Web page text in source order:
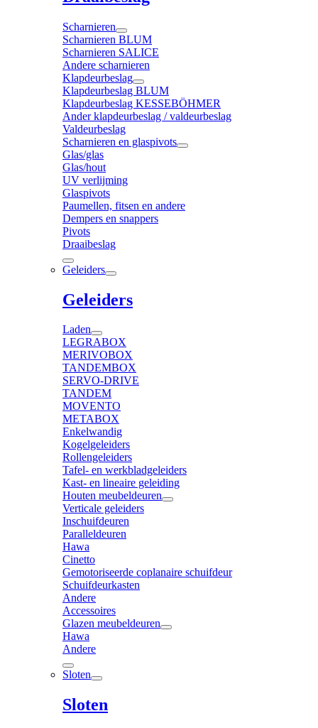
Scharnieren
Scharnieren BLUM
Scharnieren SALICE
Andere scharnieren
Klapdeurbeslag
Klapdeurbeslag BLUM
Klapdeurbeslag KESSEBÖHMER
Ander klapdeurbeslag / valdeurbeslag
Valdeurbeslag
Scharnieren en glaspivots
Glas/glas
Glas/hout
UV verlijming
Glaspivots
Paumellen, fitsen en andere
Dempers en snappers
Pivots
Draaibeslag
Geleiders
Geleiders
Laden
LEGRABOX
MERIVOBOX
TANDEMBOX
SERVO-DRIVE
TANDEM
MOVENTO
METABOX
Enkelwandig
Kogelgeleiders
Rollengeleiders
Tafel- en werkbladgeleiders
Kast- en lineaire geleiding
Houten meubeldeuren
Verticale geleiders
Inschuifdeuren
Paralleldeuren
Hawa
Cinetto
Gemotoriseerde coplanaire schuifdeur
Schuifdeurkasten
Andere
Accessoires
Glazen meubeldeuren
Hawa
Andere
Sloten
Sloten